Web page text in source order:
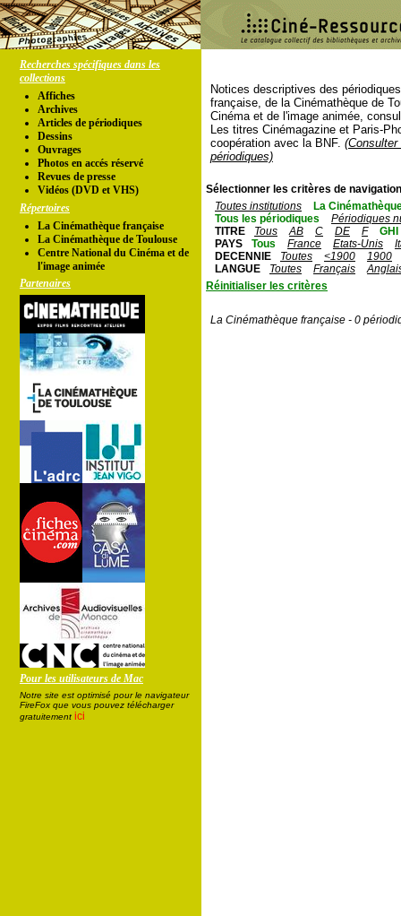
Recherches spécifiques dans les
collections
Affiches
Archives
Articles de périodiques
Dessins
Ouvrages
Photos en accés réservé
Revues de presse
Vidéos (DVD et VHS)
Répertoires
La Cinémathèque française
La Cinémathèque de Toulouse
Centre National du Cinéma et de
l'image animée
Partenaires
Pour les utilisateurs de Mac
Notre site est optimisé pour le navigateur
FireFox que vous pouvez télécharger
gratuitement ici
Notices descriptives des
française, de la Cinémathèque de
Cinéma et de l'image animée,
Les titres Cinémagazine et Paris-
coopération avec la BNF.
périodiques)
Sélectionner les critères de
Toutes institutions
La
Tous les périodiques
Périodiques
TITRE
Tous AB C DE F
GHI
PAYS
Tous France Etats-Unis
DECENNIE
Toutes <1900
1900
LANGUE
Toutes Français
Réinitialiser les critères
La Cinémathèque française - 0